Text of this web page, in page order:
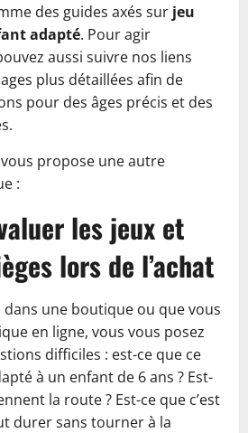
des guides axés sur jeu
adapté. Pour agir
aussi suivre nos liens
plus détaillées afin de
pour des âges précis et des
propose une autre
:
les jeux et
lors de l’achat
une boutique ou que vous
en ligne, vous vous posez
difficiles : est-ce que ce
à un enfant de 6 ans ? Est-
la route ? Est-ce que c’est
durer sans tourner à la